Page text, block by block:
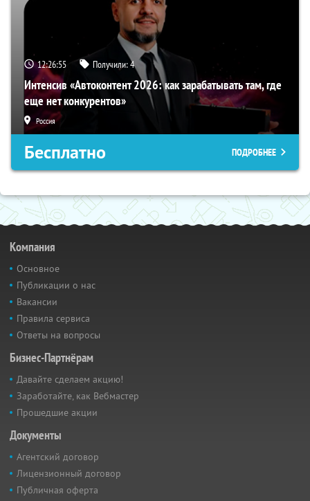
12:26:55 Получили:4
Интенсив «Автоконтент 2026: как зарабатывать там, где
еще нет конкурентов»
Россия
Бесплатно ПОДРОБНЕЕ
Компания
Основное
Публикации о нас
Вакансии
Правила сервиса
Ответы на вопросы
Бизнес-Партнёрам
Давайте сделаем акцию!
Заработайте, как Вебмастер
Прошедшие акции
Документы
Агентский договор
Лицензионный договор
Публичная оферта